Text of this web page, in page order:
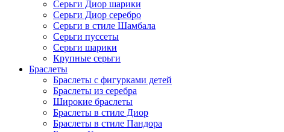
Серьги Диор шарики
Серьги Диор серебро
Серьги в стиле Шамбала
Серьги пуссеты
Серьги шарики
Крупные серьги
Браслеты
Браслеты с фигурками детей
Браслеты из серебра
Широкие браслеты
Браслеты в стиле Диор
Браслеты в стиле Пандора